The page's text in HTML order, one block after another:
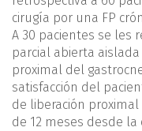
cirugía por una FP
A 30 pacientes se les
parcial abierta
proximal del
satisfacción del
de liberación
de 12 meses desde la